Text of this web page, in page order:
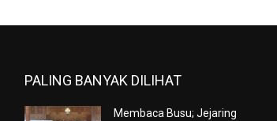
PALING BANYAK DILIHAT
Membaca Busu; Jejaring